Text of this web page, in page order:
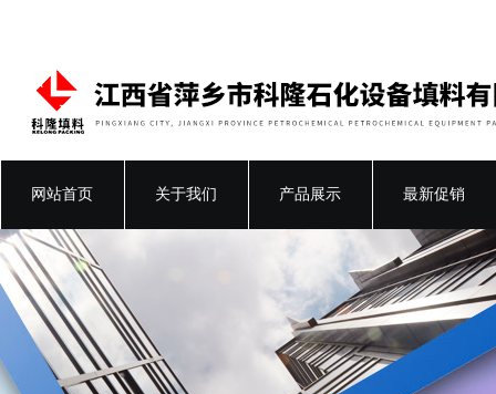
网站首页 关于我们 产品展示 最新促销